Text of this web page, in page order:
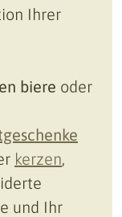
Ihrer
biere oder
kerzen,
und Ihr